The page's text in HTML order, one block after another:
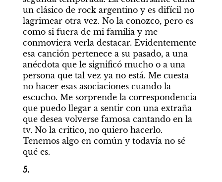
un clásico de rock argentino y es difícil no
lagrimear otra vez. No la conozco, pero es
como si fuera de mi familia y me
conmoviera verla destacar. Evidentemente
esa canción pertenece a su pasado, a una
anécdota que le significó mucho o a una
persona que tal vez ya no está. Me cuesta
no hacer esas asociaciones cuando la
escucho. Me sorprende la correspondencia
que puedo llegar a sentir con una extraña
que desea volverse famosa cantando en la
tv. No la critico, no quiero hacerlo.
Tenemos algo en común y todavía no sé
qué es.
5.